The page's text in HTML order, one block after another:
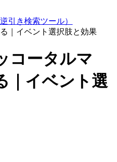
引き検索ツール）
｜イベント選択肢と効果
コータルマ
｜イベント選